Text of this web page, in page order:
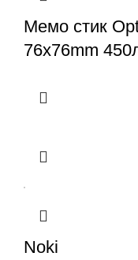
Мемо стик
76x76mm
Noki